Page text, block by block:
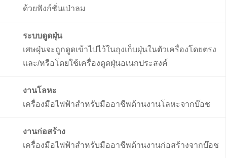
ด้วยฟังก์ชั่นเป่าลม
ระบบดูดฝุ่น
เศษฝุ่นจะถูกดูดเข้าไปไว้ในถุงเก็บฝุ่นในตัวเครื่องโดยตรง
และ/หรือโดยใช้เครื่องดูดฝุ่นอเนกประสงค์
งานโลหะ
เครื่องมือไฟฟ้าสำหรับมืออาชีพด้านงานโลหะจากบ๊อช
งานก่อสร้าง
เครื่องมือไฟฟ้าสำหรับมืออาชีพด้านงานก่อสร้างจากบ๊อช